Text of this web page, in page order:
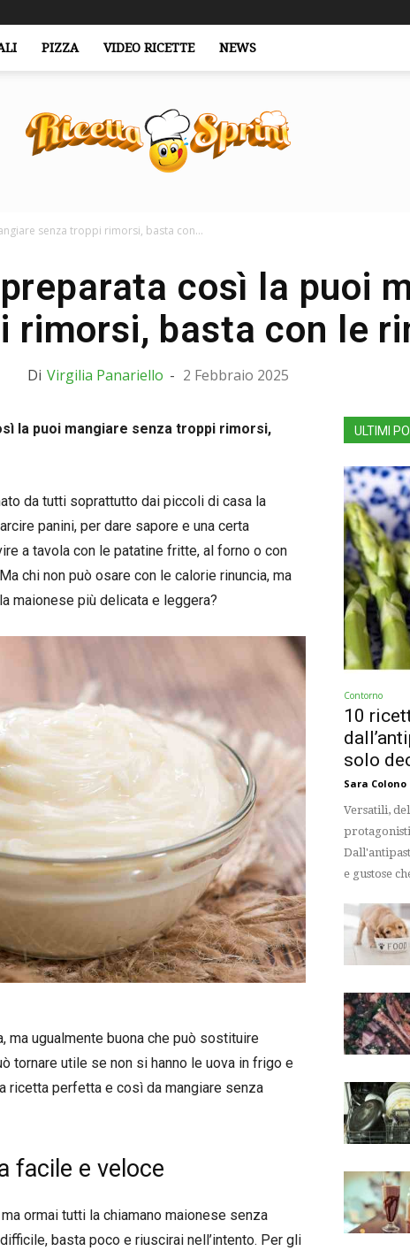
PIZZA VIDEO RICETTE NEWS
senza troppi rimorsi, basta con...
così la puoi
rimorsi, basta con le
Di Virgilia Panariello - 2 Febbraio 2025
la puoi mangiare senza troppi rimorsi,
da tutti soprattutto dai piccoli di casa la
panini, per dare sapore e una certa
a tavola con le patatine fritte, al forno o con
chi non può osare con le calorie rinuncia, ma
maionese più delicata e leggera?
ma ugualmente buona che può sostituire
tornare utile se non si hanno le uova in frigo e
ricetta perfetta e così da mangiare senza
facile e veloce
ormai tutti la chiamano maionese senza
basta poco e riuscirai nell’intento. Per gli
ULTIMI
Contorno
10
solo
Sara Colono
Versatili,
e gustose